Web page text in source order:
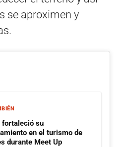
se aproximen y
fortaleció su
en el turismo de
durante Meet Up